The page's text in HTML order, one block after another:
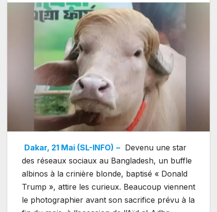
Dakar, 21 Mai (SL-INFO) – Devenu une star
des réseaux sociaux au Bangladesh, un buffle
albinos à la crinière blonde, baptisé « Donald
Trump », attire les curieux. Beaucoup viennent
le photographier avant son sacrifice prévu à la